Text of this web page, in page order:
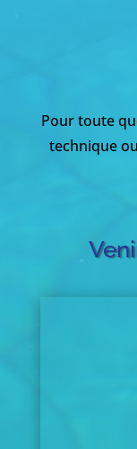
Pour toute
technique